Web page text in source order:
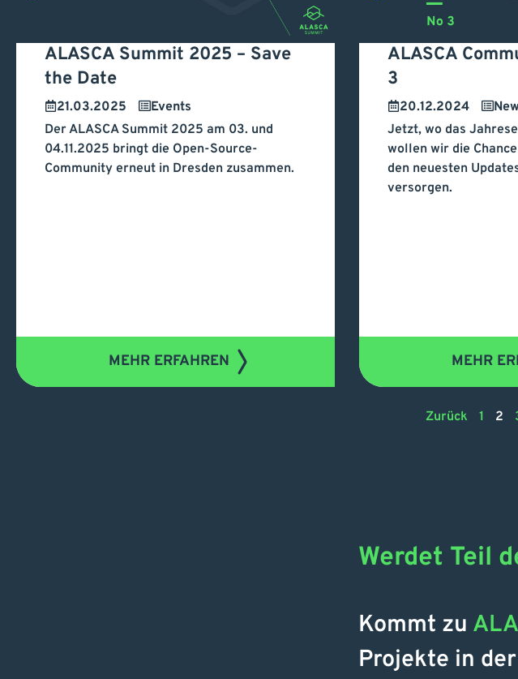
ALASCA Summit 2025 – Save
the Date
21.03.2025
Events
Der ALASCA Summit 2025 am 03. und
04.11.2025 bringt die Open-Source-
Community erneut in Dresden zusammen.
ALASCA Summit 2025 –
Save the Date
MEHR ERFAHREN
ALASCA
3
20.12.2024
Jetzt, wo das
wollen wir die
den neuesten
versorgen.
ALASCA
Digest No. 3
MEHR
Zurück 1 2
Werdet Teil
Kommt zu
Projekte in